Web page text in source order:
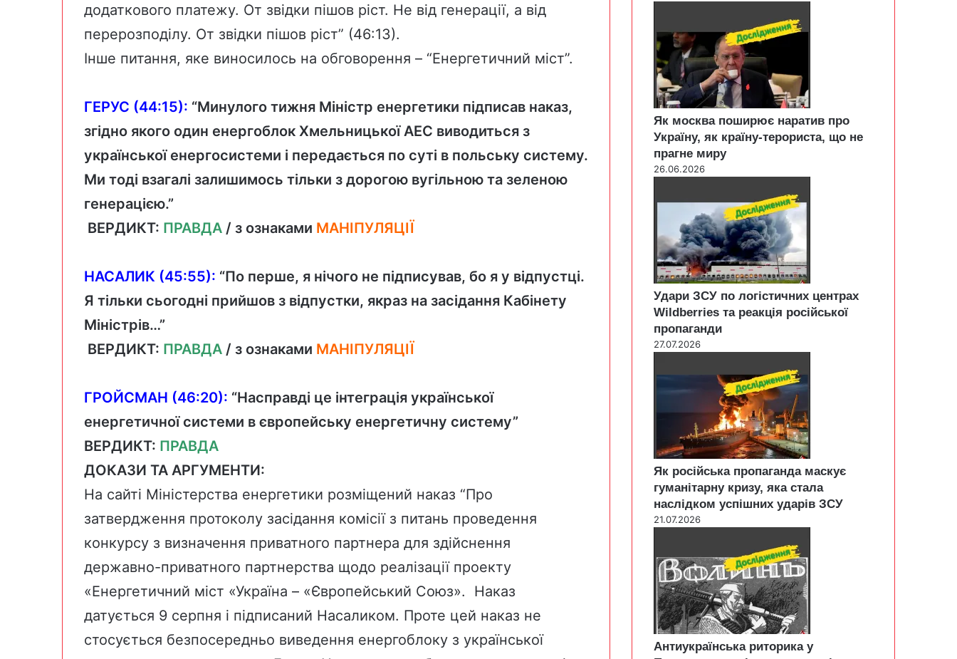
додаткового платежу. От звідки пішов ріст. Не від генерації, а від
перерозподілу. От звідки пішов ріст” (46:13).
Інше питання, яке виносилось на обговорення – “Енергетичний міст”.
ГЕРУС (44:15): “Минулого тижня Міністр енергетики підписав наказ,
згідно якого один енергоблок Хмельницької АЕС виводиться з
української енергосистеми і передається по суті в польську систему.
Ми тоді взагалі залишимось тільки з дорогою вугільною та зеленою
генерацією.”
ВЕРДИКТ: ПРАВДА / з ознаками МАНІПУЛЯЦІЇ
НАСАЛИК (45:55): “По перше, я нічого не підписував, бо я у відпустці.
Я тільки сьогодні прийшов з відпустки, якраз на засідання Кабінету
Міністрів…”
ВЕРДИКТ: ПРАВДА / з ознаками МАНІПУЛЯЦІЇ
ГРОЙСМАН (46:20): “Насправді це інтеграція української
енергетичної системи в європейську енергетичну систему”
ВЕРДИКТ: ПРАВДА
ДОКАЗИ ТА АРГУМЕНТИ:
На сайті Міністерства енергетики розміщений наказ “Про
затвердження протоколу засідання комісії з питань проведення
конкурсу з визначення приватного партнера для здійснення
державно-приватного партнерства щодо реалізації проекту
«Енергетичний міст «Україна – «Європейський Союз». Наказ
датується 9 серпня і підписаний Насаликом. Проте цей наказ не
стосується безпосередньо виведення енергоблоку з української
Як москва поширює наратив про
Україну, як країну-терориста, що не
прагне миру
26.06.2026
Удари ЗСУ по логістичних центрах
Wildberries та реакція російської
пропаганди
27.07.2026
Як російська пропаганда маскує
гуманітарну кризу, яка стала
наслідком успішних ударів ЗСУ
21.07.2026
Антиукраїнська риторика у